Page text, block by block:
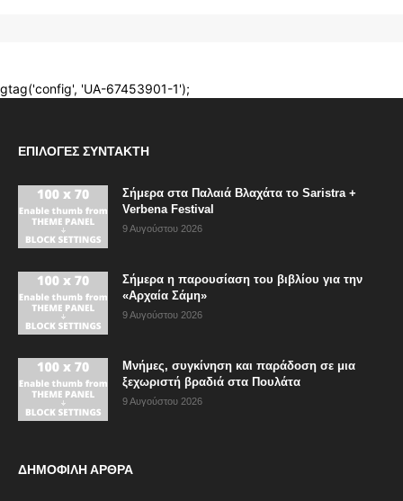
ΕΠΙΛΟΓΈΣ ΣΥΝΤΆΚΤΗ
Σήμερα στα Παλαιά Βλαχάτα το Saristra +
Verbena Festival
9 Αυγούστου 2026
Σήμερα η παρουσίαση του βιβλίου για την
«Αρχαία Σάμη»
9 Αυγούστου 2026
Μνήμες, συγκίνηση και παράδοση σε μια
ξεχωριστή βραδιά στα Πουλάτα
9 Αυγούστου 2026
ΔΗΜΟΦΙΛΗ ΑΡΘΡΑ